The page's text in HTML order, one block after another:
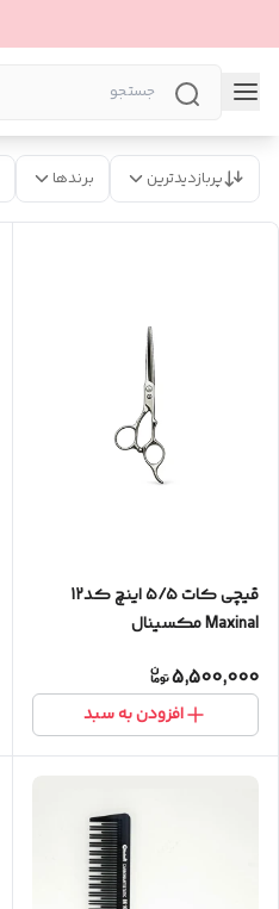
پربازدیدترین برندها
قیچی کات ۵/۵ اینچ کد12
Maxinal مکسینال
5,500,000
افزودن به سبد